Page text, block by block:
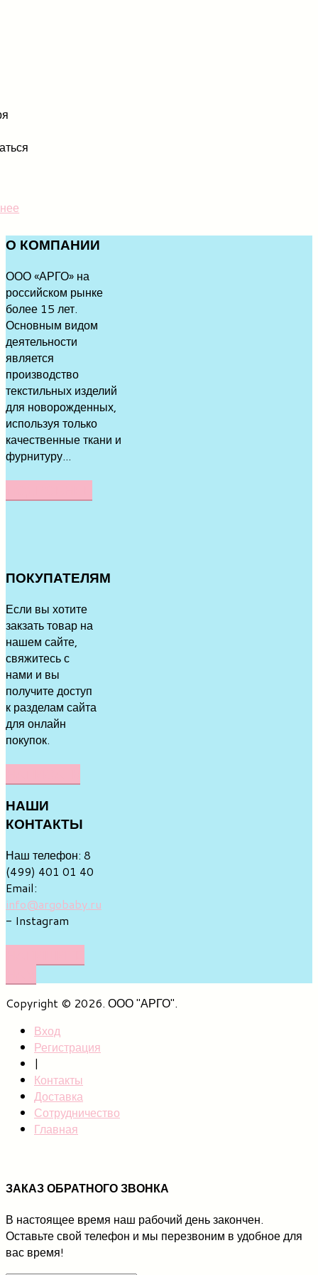
О КОМПАНИИ
ООО «АРГО» на
российском рынке
более 15 лет.
Основным видом
деятельности
является
производство
текстильных изделий
для новорожденных,
используя только
качественные ткани и
фурнитуру...
ПОКУПАТЕЛЯМ
Если вы хотите
закзать товар на
нашем сайте,
свяжитесь с
нами и вы
получите доступ
к разделам сайта
для онлайн
покупок.
НАШИ
КОНТАКТЫ
Наш телефон: 8
(499) 401 01 40
Email:
info@argobaby.ru
- Instagram
Copyright © 2026. ООО "АРГО".
Вход
Регистрация
|
Контакты
Доставка
Сотрудничество
Главная
ЗАКАЗ ОБРАТНОГО ЗВОНКА
В настоящее время наш рабочий день закончен.
Оставьте свой телефон и мы перезвоним в удобное для
вас время!